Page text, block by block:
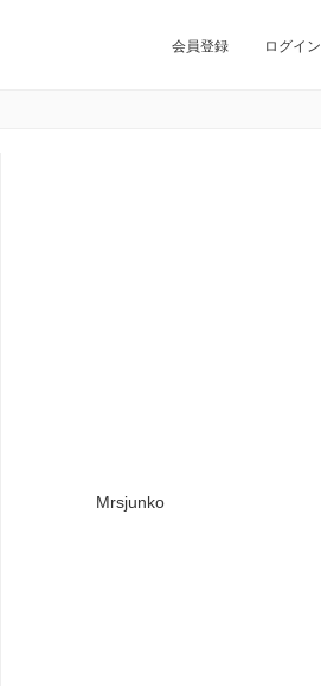
会員登録 ログイン
Mrsjunko